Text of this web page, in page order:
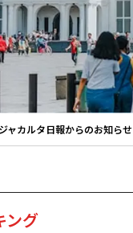
ジャカルタ日報からのお知らせ
ング